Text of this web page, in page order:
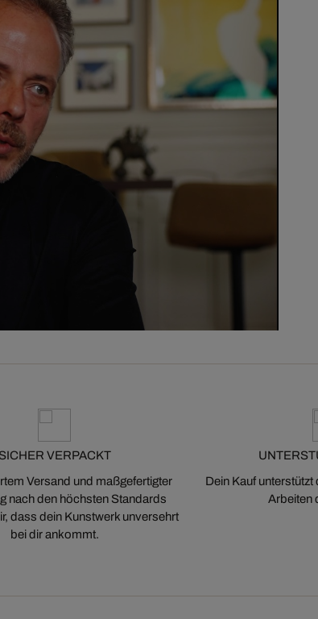
SICHER VERPACKT
Versand und maßgefertigter
nach den höchsten Standards
dass dein Kunstwerk unversehrt
bei dir ankommt.
Dein Kauf unterstützt
Arbeiten